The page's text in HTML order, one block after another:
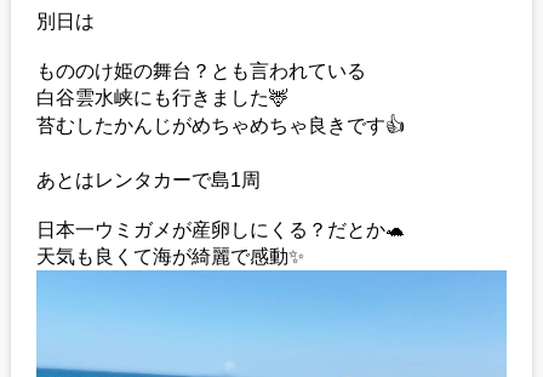
別日は
もののけ姫の舞台？とも言われている
白谷雲水峡にも行きました🦌
苔むしたかんじがめちゃめちゃ良きです👍
あとはレンタカーで島1周
日本一ウミガメが産卵しにくる？だとか🐢
天気も良くて海が綺麗で感動✨️